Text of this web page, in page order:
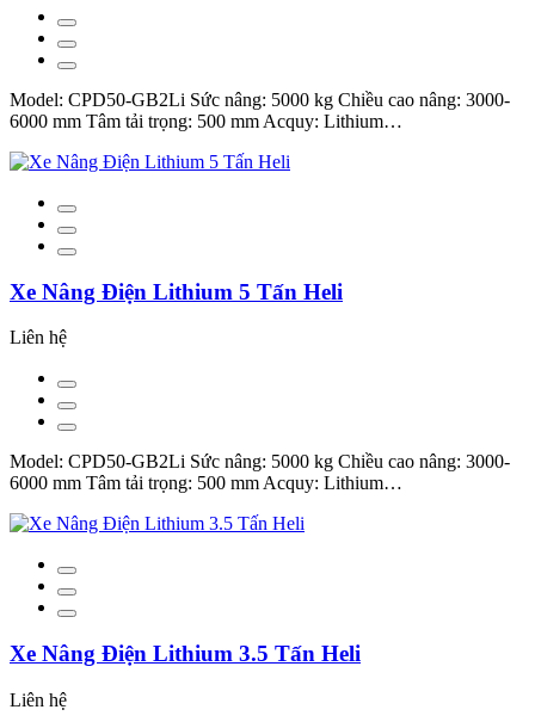
Model: CPD50-GB2Li Sức nâng: 5000 kg Chiều cao nâng: 3000-
6000 mm Tâm tải trọng: 500 mm Acquy: Lithium…
Xe Nâng Điện Lithium 5 Tấn Heli
Liên hệ
Model: CPD50-GB2Li Sức nâng: 5000 kg Chiều cao nâng: 3000-
6000 mm Tâm tải trọng: 500 mm Acquy: Lithium…
Xe Nâng Điện Lithium 3.5 Tấn Heli
Liên hệ